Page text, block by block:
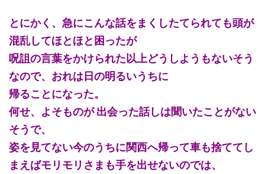
とにかく、急にこんな話をまくしたてられても頭が
混乱してほとほと困ったが
呪詛の言葉をかけられた以上どうしようもないそう
なので、おれは日の明るいうちに
帰ることになった。
何せ、よそものが 出会った話しは聞いたことがない
そうで、
姿を見てない今のうちに関西へ帰って車も捨ててし
まえばモリモリさまも手を出せないのでは、